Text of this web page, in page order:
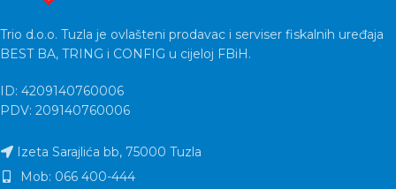
Trio d.o.o. Tuzla je ovlašteni prodavac i serviser fiskalnih uređaja
BEST BA, TRING i CONFIG u cijeloj FBiH.
ID: 4209140760006
PDV: 209140760006
Izeta Sarajlića bb, 75000 Tuzla
Mob: 066 400-444